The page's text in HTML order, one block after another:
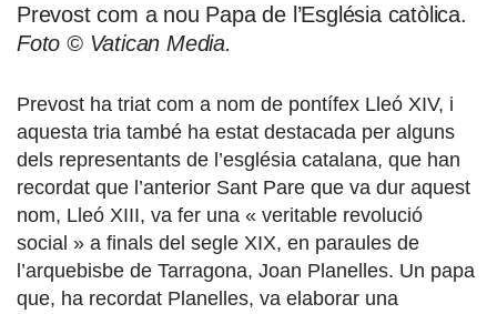
Prevost com a nou Papa de l’Església catòlica.
Foto © Vatican Media.
Prevost ha triat com a nom de pontífex Lleó XIV, i
aquesta tria també ha estat destacada per alguns
dels representants de l’església catalana, que han
recordat que l’anterior Sant Pare que va dur aquest
nom, Lleó XIII, va fer una « veritable revolució
social » a finals del segle XIX, en paraules de
l’arquebisbe de Tarragona, Joan Planelles. Un papa
que, ha recordat Planelles, va elaborar una